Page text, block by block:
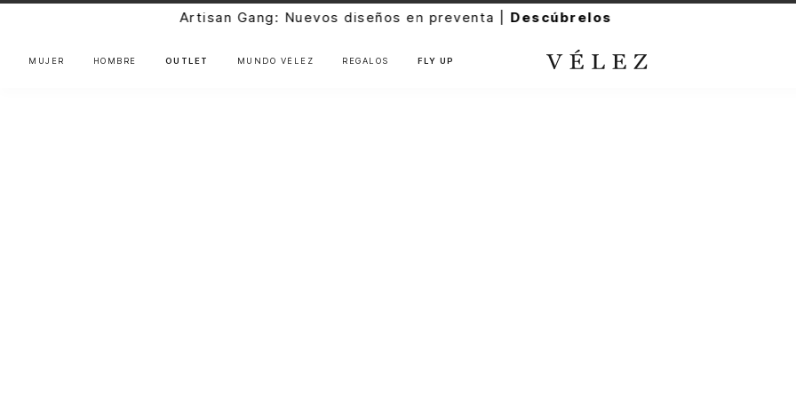
Nuevos diseños en preventa |Descúbrelos
MUJER HOMBRE OUTLET MUNDO VÉLEZ REGALOS FLY UP